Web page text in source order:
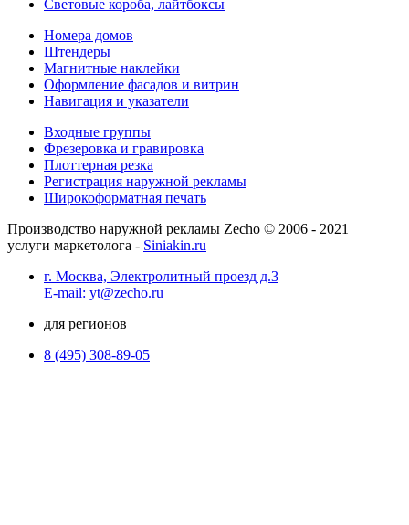
Световые короба, лайтбоксы
Номера домов
Штендеры
Магнитные наклейки
Оформление фасадов и витрин
Навигация и указатели
Входные группы
Фрезеровка и гравировка
Плоттерная резка
Регистрация наружной рекламы
Широкоформатная печать
Производство наружной рекламы Zecho © 2006 - 2021
услуги маркетолога - Siniakin.ru
г. Москва, Электролитный проезд д.3
E-mail: yt@zecho.ru
для регионов
8 (495) 308-89-05